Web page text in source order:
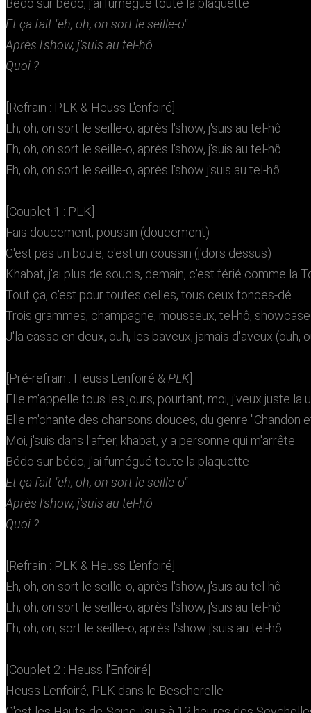
Bédo sur bédo, j'ai fumégué toute la plaquette
Et ça fait "eh, oh, on sort le seille-o"
Après l'show, j'suis au tel-hô
Quoi ?
[Refrain : PLK & Heuss L'enfoiré]
Eh, oh, on sort le seille-o, après l'show, j'suis au tel-hô
Eh, oh, on sort le seille-o, après l'show, j'suis au tel-hô
Eh, oh, on sort le seille-o, après l'show j'suis au tel-hô
[Couplet 1 : PLK]
Fais doucement, poussin (doucement)
C'est pas un boule, c'est un coussin (j'dors dessus)
Khabat, j'ai plus de soucis, demain, c'est férié comme la
Tout ça, c'est pour toutes celles, tous ceux fonces-dé
Trois grammes, champagne, mousseux, tel-hô, showcase
J'la casse en deux, ouh, les baveux, jamais d'aveux (ouh,
[Pré-refrain : Heuss L'enfoiré & PLK]
Elle m'appelle tous les jours, pourtant, moi, j'veux juste la
Elle m'chante des chansons douces, du genre "Chandon
Moi, j'suis dans l'after, khabat, y a personne qui m'arrête
Bédo sur bédo, j'ai fumégué toute la plaquette
Et ça fait "eh, oh, on sort le seille-o"
Après l'show, j'suis au tel-hô
Quoi ?
[Refrain : PLK & Heuss L'enfoiré]
Eh, oh, on sort le seille-o, après l'show, j'suis au tel-hô
Eh, oh, on sort le seille-o, après l'show, j'suis au tel-hô
Eh, oh, on, sort le seille-o, après l'show j'suis au tel-hô
[Couplet 2 : Heuss l'Enfoiré]
Heuss L'enfoiré, PLK dans le Bescherelle